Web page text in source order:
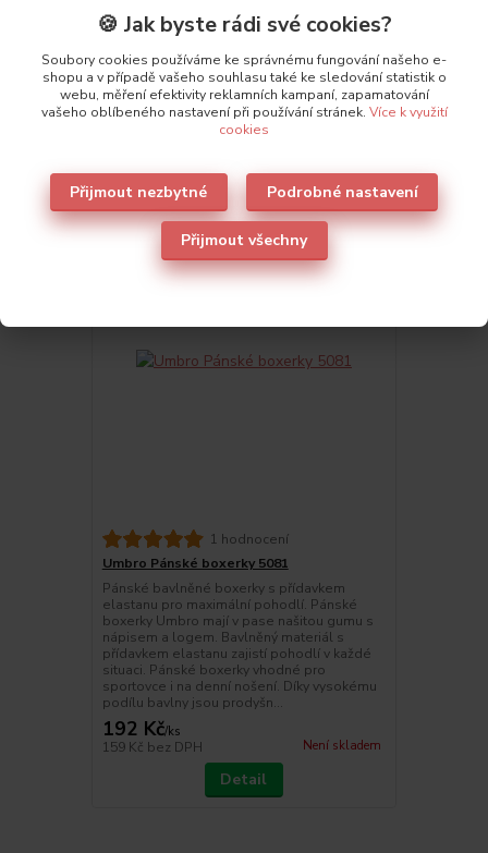
Diadora
1 hodnocení
Umbro Pánské boxerky 5081
Pánské bavlněné boxerky s přídavkem
elastanu pro maximální pohodlí. Pánské
boxerky Umbro mají v pase našitou gumu s
nápisem a logem. Bavlněný materiál s
přídavkem elastanu zajistí pohodlí v každé
situaci. Pánské boxerky vhodné pro
sportovce i na denní nošení. Díky vysokému
podílu bavlny jsou prodyšn...
192 Kč/ks
159 Kč bez DPH Není skladem
Detail
🍪 Jak byste rádi své cookies?
Soubory cookies používáme ke správnému fungování našeho e-
shopu a v případě vašeho souhlasu také ke sledování statistik o
webu, měření efektivity reklamních kampaní, zapamatování
vašeho oblíbeného nastavení při používání stránek. Více k využití
cookies
Přijmout nezbytné Podrobné nastavení
Přijmout všechny